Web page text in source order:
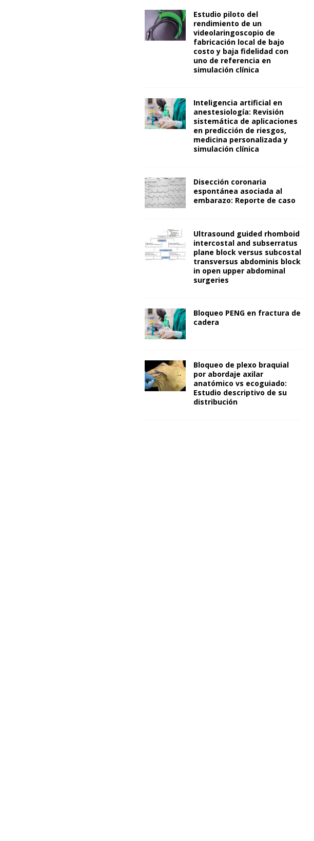
Estudio piloto del
rendimiento de un
videolaringoscopio de
fabricación local de bajo
costo y baja fidelidad con
uno de referencia en
simulación clínica
Inteligencia artificial en
anestesiología: Revisión
sistemática de aplicaciones
en predicción de riesgos,
medicina personalizada y
simulación clínica
Disección coronaria
espontánea asociada al
embarazo: Reporte de caso
Ultrasound guided rhomboid
intercostal and subserratus
plane block versus subcostal
transversus abdominis block
in open upper abdominal
surgeries
Bloqueo PENG en fractura de
cadera
Bloqueo de plexo braquial
por abordaje axilar
anatómico vs ecoguiado:
Estudio descriptivo de su
distribución